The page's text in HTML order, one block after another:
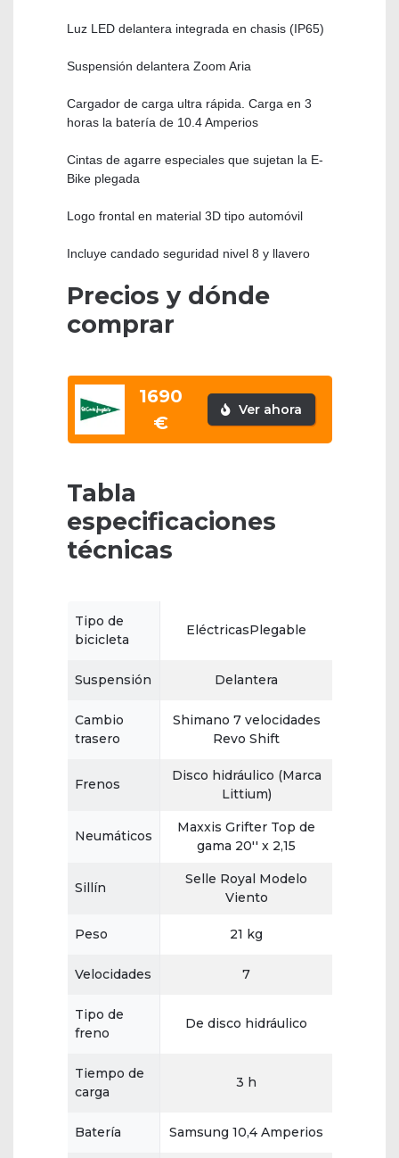
Luz LED delantera integrada en chasis (IP65)
Suspensión delantera Zoom Aria
Cargador de carga ultra rápida. Carga en 3
horas la batería de 10.4 Amperios
Cintas de agarre especiales que sujetan la E-
Bike plegada
Logo frontal en material 3D tipo automóvil
Incluye candado seguridad nivel 8 y llavero
Precios y dónde
comprar
1690
€
Ver ahora
Tabla
especificaciones
técnicas
Tipo de
bicicleta
EléctricasPlegable
Suspensión Delantera
Cambio
trasero
Shimano 7 velocidades
Revo Shift
Frenos
Disco hidráulico (Marca
Littium)
Neumáticos
Maxxis Grifter Top de
gama 20'' x 2,15
Sillín
Selle Royal Modelo
Viento
Peso 21 kg
Velocidades 7
Tipo de
freno
De disco hidráulico
Tiempo de
carga
3 h
Batería Samsung 10,4 Amperios